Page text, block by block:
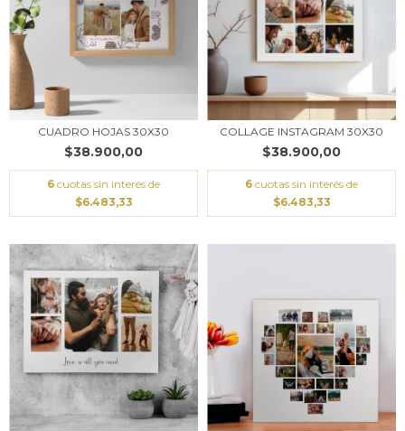
CUADRO HOJAS 30X30
$38.900,00
6 cuotas sin interés de
$6.483,33
COLLAGE INSTAGRAM 30X30
$38.900,00
6 cuotas sin interés de
$6.483,33